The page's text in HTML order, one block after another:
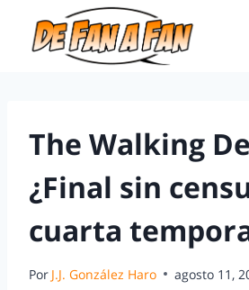
The Walking
¿Final sin
cuarta
Por J.J. González Haro agosto 11,